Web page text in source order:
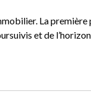
La
et de